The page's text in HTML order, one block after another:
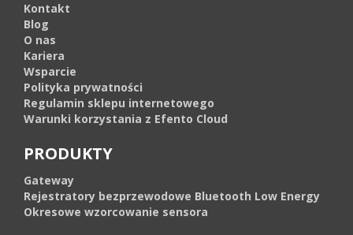
Kontakt
Blog
O nas
Kariera
Wsparcie
Polityka prywatności
Regulamin sklepu internetowego
Warunki korzystania z Efento Cloud
PRODUKTY
Gateway
Rejestratory bezprzewodowe Bluetooth Low Energy
Okresowe wzorcowanie sensora